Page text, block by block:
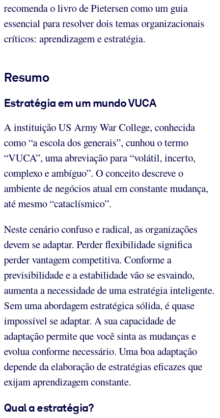
recomenda o livro de Pietersen como um guia
essencial para resolver dois temas organizacionais
críticos: aprendizagem e estratégia.
Resumo
Estratégia em um mundo VUCA
A instituição US Army War College, conhecida
como “a escola dos generais”, cunhou o termo
“VUCA”, uma abreviação para “volátil, incerto,
complexo e ambíguo”. O conceito descreve o
ambiente de negócios atual em constante mudança,
até mesmo “cataclísmico”.
Neste cenário confuso e radical, as organizações
devem se adaptar. Perder flexibilidade significa
perder vantagem competitiva. Conforme a
previsibilidade e a estabilidade vão se esvaindo,
aumenta a necessidade de uma estratégia inteligente.
Sem uma abordagem estratégica sólida, é quase
impossível se adaptar. A sua capacidade de
adaptação permite que você sinta as mudanças e
evolua conforme necessário. Uma boa adaptação
depende da elaboração de estratégias eficazes que
exijam aprendizagem constante.
Qual a estratégia?